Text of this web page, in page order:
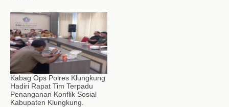
Kabag Ops Polres Klungkung
Hadiri Rapat Tim Terpadu
Penanganan Konflik Sosial
Kabupaten Klungkung.